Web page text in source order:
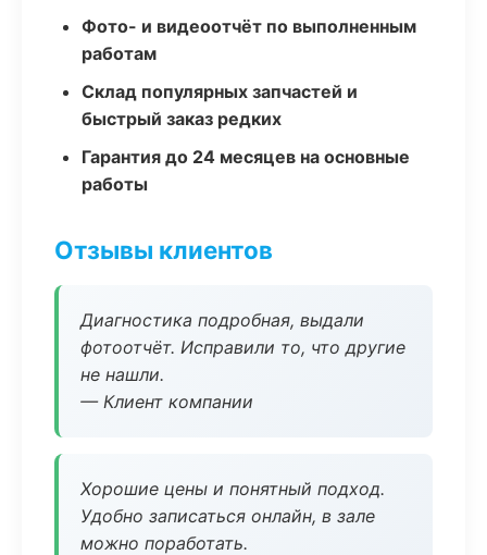
Фото- и видеоотчёт по выполненным
работам
Склад популярных запчастей и
быстрый заказ редких
Гарантия до 24 месяцев на основные
работы
Отзывы клиентов
Диагностика подробная, выдали
фотоотчёт. Исправили то, что другие
не нашли.
— Клиент компании
Хорошие цены и понятный подход.
Удобно записаться онлайн, в зале
можно поработать.